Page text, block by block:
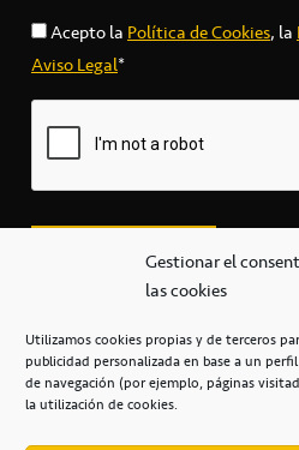
Gestionar el
las cookies
Utilizamos cookies propias y de terceros
publicidad personalizada en base a un
de navegación (por ejemplo, páginas
la utilización de cookies.
Acepto laPolítica de Cookies, la
Aviso Legal*
+34 922 253 684